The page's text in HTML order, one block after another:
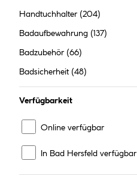
Handtuchhalter (204)
Badaufbewahrung (137)
Badzubehör (66)
Badsicherheit (48)
Verfügbarkeit
Online verfügbar
In Bad Hersfeld verfügbar